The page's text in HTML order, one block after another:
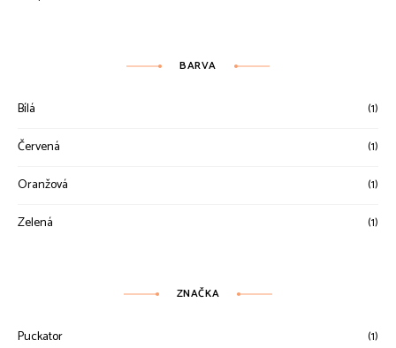
BARVA
Bílá (1)
Červená (1)
Oranžová (1)
Zelená (1)
ZNAČKA
Puckator (1)